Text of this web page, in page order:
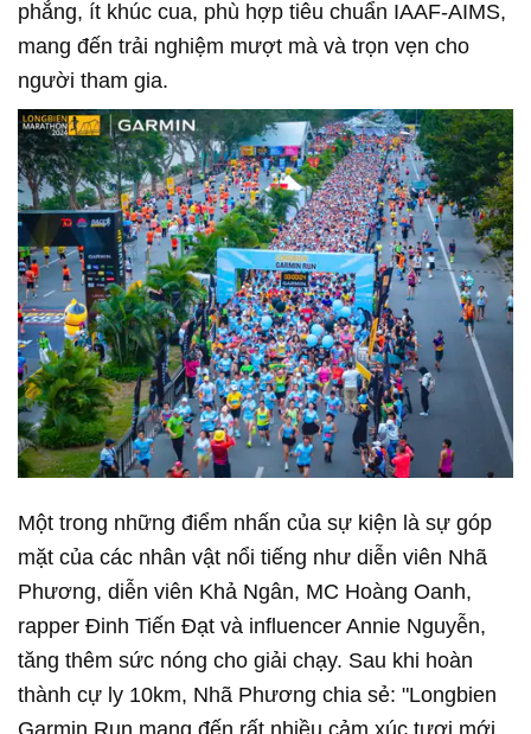
phẳng, ít khúc cua, phù hợp tiêu chuẩn IAAF-AIMS,
mang đến trải nghiệm mượt mà và trọn vẹn cho
người tham gia.
Một trong những điểm nhấn của sự kiện là sự góp
mặt của các nhân vật nổi tiếng như diễn viên Nhã
Phương, diễn viên Khả Ngân, MC Hoàng Oanh,
rapper Đinh Tiến Đạt và influencer Annie Nguyễn,
tăng thêm sức nóng cho giải chạy. Sau khi hoàn
thành cự ly 10km, Nhã Phương chia sẻ: "Longbien
Garmin Run mang đến rất nhiều cảm xúc tươi mới